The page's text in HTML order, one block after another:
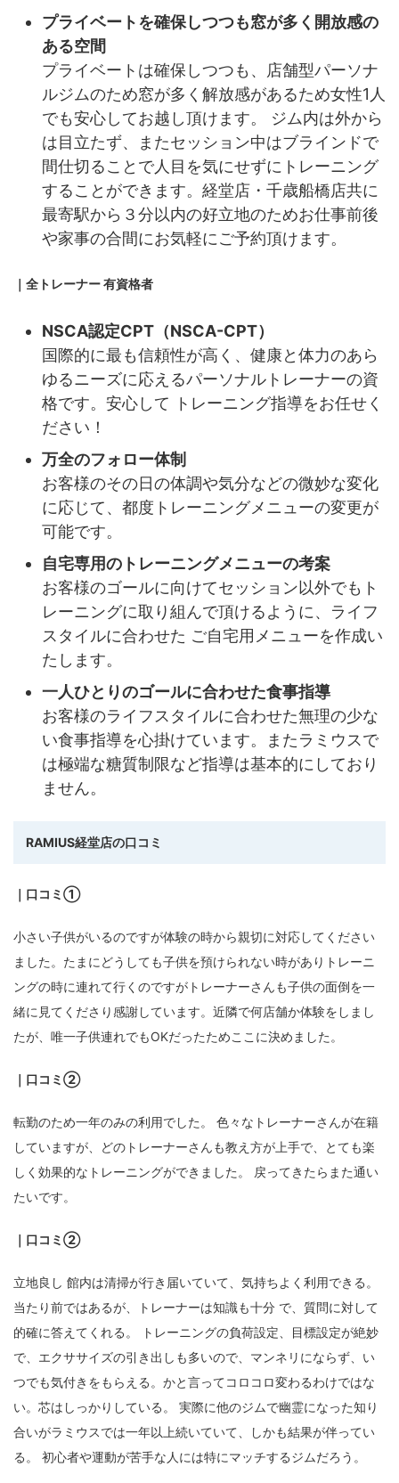
プライベートを確保しつつも窓が多く開放感の
ある空間
プライベートは確保しつつも、店舗型パーソナ
ルジムのため窓が多く解放感があるため女性1人
でも安心してお越し頂けます。 ジム内は外から
は目立たず、またセッション中はブラインドで
間仕切ることで人目を気にせずにトレーニング
することができます。経堂店・千歳船橋店共に
最寄駅から３分以内の好立地のためお仕事前後
や家事の合間にお気軽にご予約頂けます。
｜全トレーナー有資格者
NSCA認定CPT（NSCA-CPT）
国際的に最も信頼性が高く、健康と体力のあら
ゆるニーズに応えるパーソナルトレーナーの資
格です。安心して トレーニング指導をお任せく
ださい！
万全のフォロー体制
お客様のその日の体調や気分などの微妙な変化
に応じて、都度トレーニングメニューの変更が
可能です。
自宅専用のトレーニングメニューの考案
お客様のゴールに向けてセッション以外でもト
レーニングに取り組んで頂けるように、ライフ
スタイルに合わせた ご自宅用メニューを作成い
たします。
一人ひとりのゴールに合わせた食事指導
お客様のライフスタイルに合わせた無理の少な
い食事指導を心掛けています。またラミウスで
は極端な糖質制限など指導は基本的にしており
ません。
RAMIUS経堂店の口コミ
｜口コミ①
小さい子供がいるのですが体験の時から親切に対応してください
ました。たまにどうしても子供を預けられない時がありトレーニ
ングの時に連れて行くのですがトレーナーさんも子供の面倒を一
緒に見てくださり感謝しています。近隣で何店舗か体験をしまし
たが、唯一子供連れでもOKだったためここに決めました。
｜口コミ②
転勤のため一年のみの利用でした。 色々なトレーナーさんが在籍
していますが、どのトレーナーさんも教え方が上手で、とても楽
しく効果的なトレーニングができました。 戻ってきたらまた通い
たいです。
｜口コミ②
立地良し 館内は清掃が行き届いていて、気持ちよく利用できる。
当たり前ではあるが、トレーナーは知識も十分 で、質問に対して
的確に答えてくれる。 トレーニングの負荷設定、目標設定が絶妙
で、エクササイズの引き出しも多いので、マンネリにならず、い
つでも気付きをもらえる。かと言ってコロコロ変わるわけではな
い。芯はしっかりしている。 実際に他のジムで幽霊になった知り
合いがラミウスでは一年以上続いていて、しかも結果が伴ってい
る。 初心者や運動が苦手な人には特にマッチするジムだろう。